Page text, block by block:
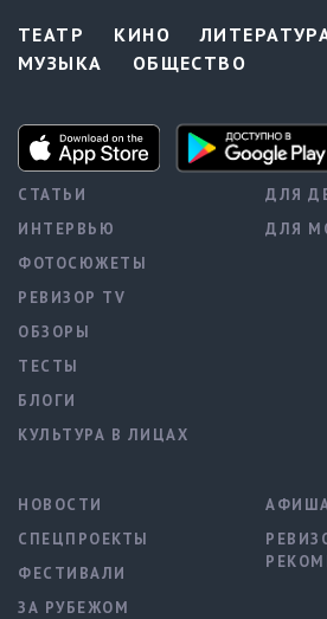
ТЕАТР КИНО
МУЗЫКА
ОБЩЕСТВО
СТАТЬИ
ИНТЕРВЬЮ
ФОТОСЮЖЕТЫ
РЕВИЗОР TV
ОБЗОРЫ
ТЕСТЫ
БЛОГИ
КУЛЬТУРА В ЛИЦАХ
ДЛЯ
ДЛЯ
НОВОСТИ
СПЕЦПРОЕКТЫ
ФЕСТИВАЛИ
ЗА РУБЕЖОМ